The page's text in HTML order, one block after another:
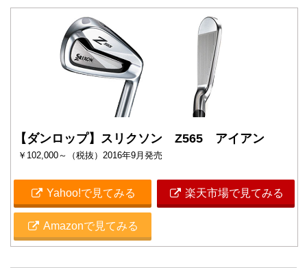
【ダンロップ】スリクソン Z565 アイアン
￥102,000～（税抜）2016年9月発売
Yahoo!で見てみる 楽天市場で見てみる
Amazonで見てみる